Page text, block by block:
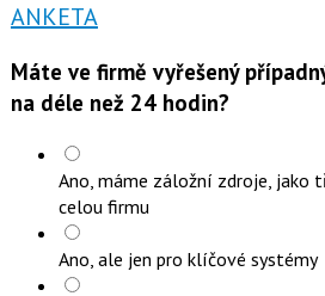
ANKETA
Máte ve firmě vyřešený
na déle než 24 hodin?
Ano, máme záložní zdroje, jako
celou firmu
Ano, ale jen pro klíčové systémy